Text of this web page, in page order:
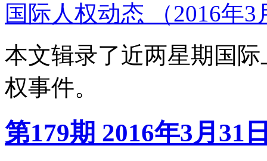
国际人权动态 （2016年
本文辑录了近两星期国
权事件。
第179期 2016年3月31